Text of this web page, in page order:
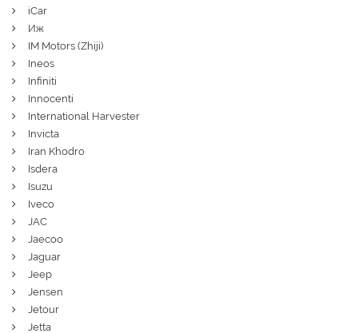
iCar
Иж
IM Motors (Zhiji)
Ineos
Infiniti
Innocenti
International Harvester
Invicta
Iran Khodro
Isdera
Isuzu
Iveco
JAC
Jaecoo
Jaguar
Jeep
Jensen
Jetour
Jetta